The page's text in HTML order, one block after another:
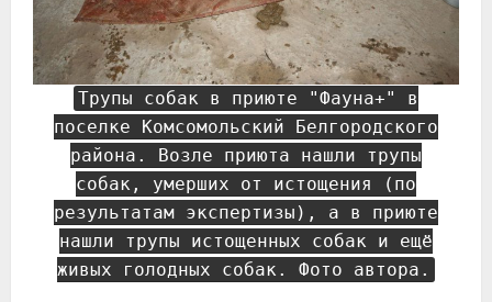
Трупы собак в приюте "Фауна+" в
поселке Комсомольский Белгородского
района. Возле приюта нашли трупы
собак, умерших от истощения (по
результатам экспертизы), а в приюте
нашли трупы истощенных собак и ещё
живых голодных собак. Фото автора.